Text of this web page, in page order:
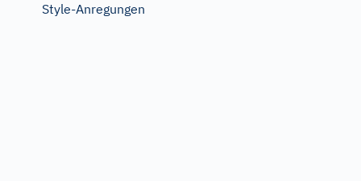
Style-Anregungen